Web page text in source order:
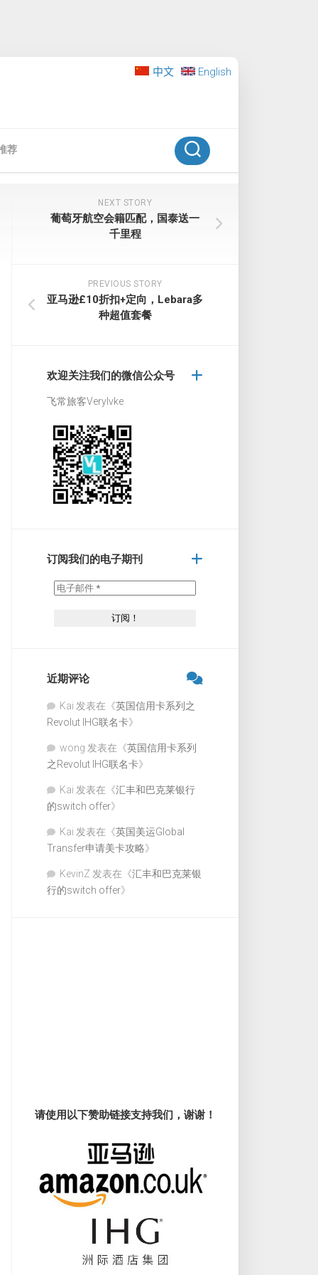
荐
中文 English
NEXT STORY
葡萄牙航空会籍匹配，国泰送一
千里程
PREVIOUS STORY
亚马逊£10折扣+定向，Lebara多
种超值套餐
欢迎关注我们的微信公众号
飞常旅客Verylvke
订阅我们的电子期刊
近期评论
Kai 发表在《英国信用卡系列之
Revolut IHG联名卡》
wong 发表在《英国信用卡系列
之Revolut IHG联名卡》
Kai 发表在《汇丰和巴克莱银行
的switch offer》
Kai 发表在《英国美运Global
Transfer申请美卡攻略》
KevinZ 发表在《汇丰和巴克莱银
行的switch offer》
请使用以下赞助链接支持我们，谢谢！